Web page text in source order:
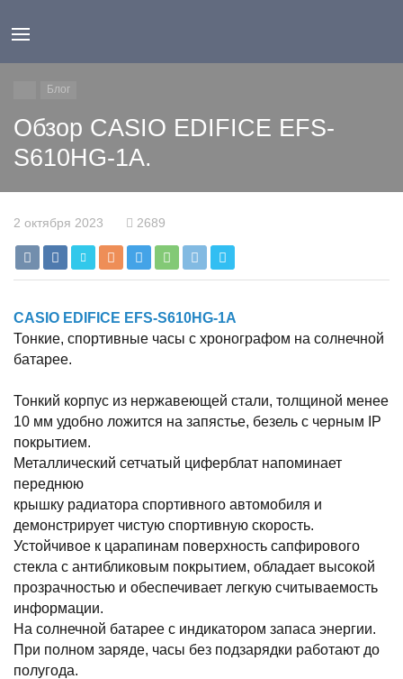
Блог
Обзор CASIO EDIFICE EFS-
S610HG-1A.
2 октября 2023 2689
CASIO EDIFICE EFS-S610HG-1A
Тонкие, спортивные часы с хронографом на солнечной
батарее.
Тонкий корпус из нержавеющей стали, толщиной менее
10 мм удобно ложится на запястье, безель с черным IP
покрытием.
Металлический сетчатый циферблат напоминает
переднюю
крышку радиатора спортивного автомобиля и
демонстрирует чистую спортивную скорость.
Устойчивое к царапинам поверхность сапфирового
стекла с антибликовым покрытием, обладает высокой
прозрачностью и обеспечивает легкую считываемость
информации.
На солнечной батарее с индикатором запаса энергии.
При полном заряде, часы без подзарядки работают до
полугода.